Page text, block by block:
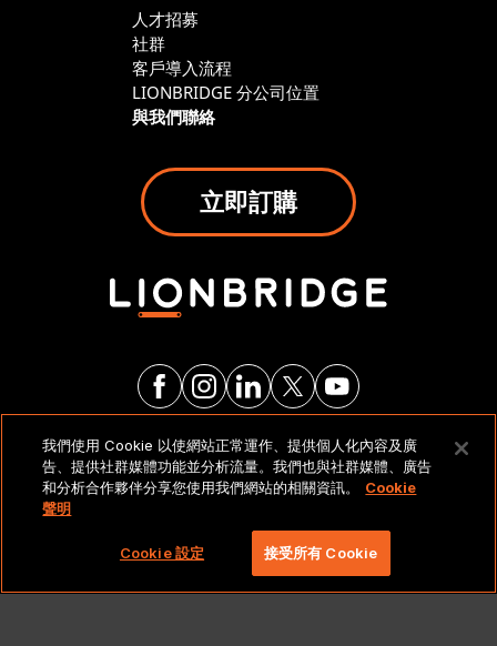
人才招募
社群
客戶導入流程
LIONBRIDGE 分公司位置
與我們聯絡
立即訂購
法律聲明與政策
Copyright 2026 Lionbridge Technologies, LLC. 著作
權所有，並保留一切權利。
我們使用 Cookie 以使網站正常運作、提供個人化內容及廣
告、提供社群媒體功能並分析流量。我們也與社群媒體、廣告
和分析合作夥伴分享您使用我們網站的相關資訊。
Cookie
聲明
Cookie 設定 接受所有 Cookie